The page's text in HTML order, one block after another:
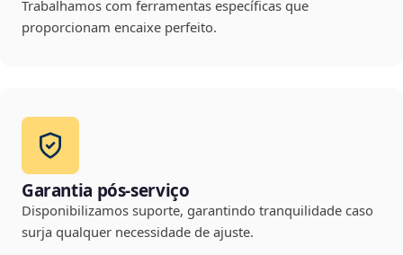
Trabalhamos com ferramentas específicas que
proporcionam encaixe perfeito.
Garantia pós-serviço
Disponibilizamos suporte, garantindo tranquilidade caso
surja qualquer necessidade de ajuste.